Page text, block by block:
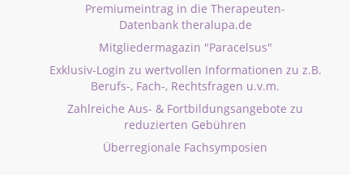
Premiumeintrag in die Therapeuten-
Datenbank theralupa.de
Mitgliedermagazin "Paracelsus"
Exklusiv-Login zu wertvollen Informationen zu z.B.
Berufs-, Fach-, Rechtsfragen u.v.m.
Zahlreiche Aus- & Fortbildungsangebote zu
reduzierten Gebühren
Überregionale Fachsymposien